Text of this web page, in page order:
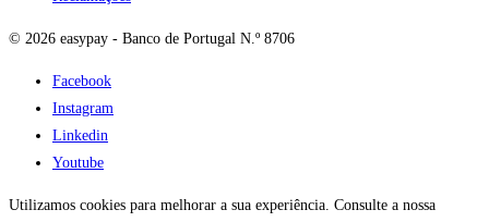
© 2026 easypay - Banco de Portugal N.º 8706
Facebook
Instagram
Linkedin
Youtube
Utilizamos cookies para melhorar a sua experiência. Consulte a nossa